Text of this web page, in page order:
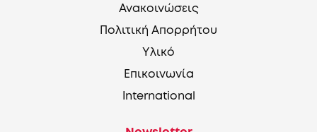
Ανακοινώσεις
Πολιτική Απορρήτου
Υλικό
Επικοινωνία
International